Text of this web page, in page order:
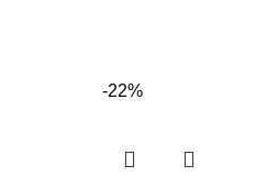
-22%